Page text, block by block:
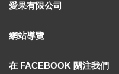
愛果有限公司
網站導覽
在 FACEBOOK 關注我們